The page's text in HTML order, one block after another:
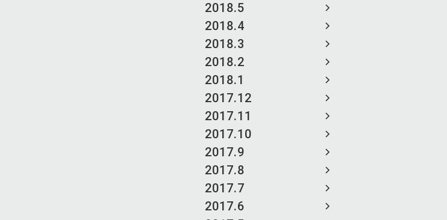
2018.5
2018.4
2018.3
2018.2
2018.1
2017.12
2017.11
2017.10
2017.9
2017.8
2017.7
2017.6